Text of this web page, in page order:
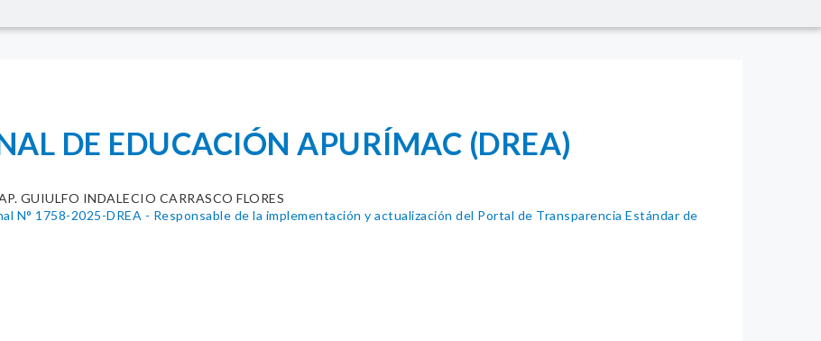
DE EDUCACIÓN APURÍMAC (DREA)
GUIULFO INDALECIO CARRASCO FLORES
N° 1758-2025-DREA - Responsable de la implementación y actualización del Portal de Transparencia Estándar de